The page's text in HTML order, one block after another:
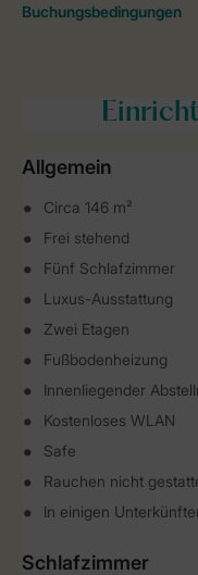
Allgemein
Circa 146 m²
Frei stehend
Fünf Schlafzimmer
Luxus-Ausstattung
Zwei Etagen
Fußbodenheizung
Innenliegender
Kostenloses WLAN
Safe
Rauchen nicht
In einigen
Schlafzimmer